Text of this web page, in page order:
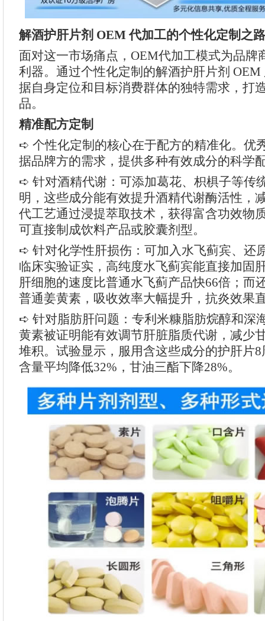
解酒护肝片剂 OEM 代加工的个性化定制之路
面对这一市场痛点，OEM代加工模式为品牌
利器。通过个性化定制的解酒护肝片剂
据自身定位和目标消费群体的独特需求，打
品。
精准配方定制
➪ 个性化定制的核心在于配方的精准化。优
据品牌方的需求，提供多种有效成分的科学
➪ 针对酒精代谢：可添加葛花、枳椇子等传
明，这些成分能有效提升酒精代谢酶活性，
代工艺通过浸提萃取技术，获得富含功效物
可直接制成饮料产品或胶囊剂型。
➪ 针对化学性肝损伤：可加入水飞蓟宾、还
临床实验证实，高纯度水飞蓟宾能直接加固
肝细胞的速度比普通水飞蓟产品快66倍；而
普通姜黄素，吸收效率大幅提升，抗炎效果
➪ 针对脂肪肝问题：专利米糠脂肪烷醇和深
黄素被证明能有效调节肝脏脂质代谢，减少
堆积。试验显示，服用含这些成分的护肝片
含量平均降低32%，甘油三酯下降28%。